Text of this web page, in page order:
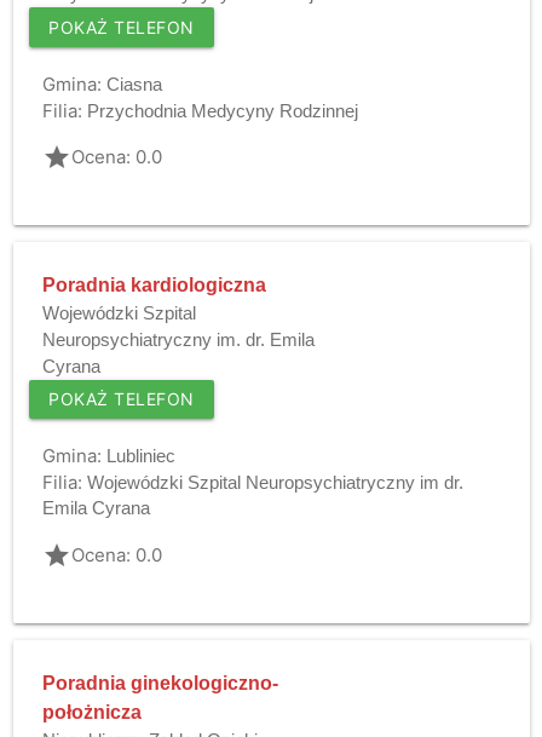
POKAŻ TELEFON
Gmina: Ciasna
Filia: Przychodnia Medycyny Rodzinnej
gradeOcena: 0.0
Poradnia kardiologiczna
Wojewódzki Szpital
Neuropsychiatryczny im. dr. Emila
Cyrana
POKAŻ TELEFON
Gmina: Lubliniec
Filia: Wojewódzki Szpital Neuropsychiatryczny im dr.
Emila Cyrana
gradeOcena: 0.0
Poradnia ginekologiczno-
położnicza